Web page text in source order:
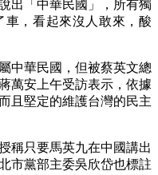
出「中華民國」，所有獨
，看起來沒人敢來，酸
中華民國，但被蔡英文總
萬安上午受訪表示，依據
且堅定的維護台灣的民主
稱只要馬英九在中國講出
市黨部主委吳欣岱也標註